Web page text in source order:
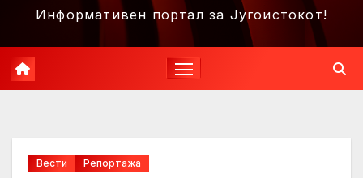
Информативен портал за Југоистокот!
Вести Репортажа